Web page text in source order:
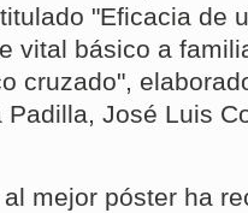
"Eficacia de
vital básico a
cruzado",
José Luis
mejor póster ha